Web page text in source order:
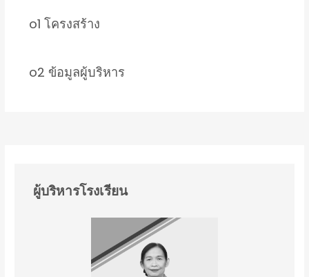
o1 โครงสร้าง
o2 ข้อมูลผู้บริหาร
ผู้บริหารโรงเรียน